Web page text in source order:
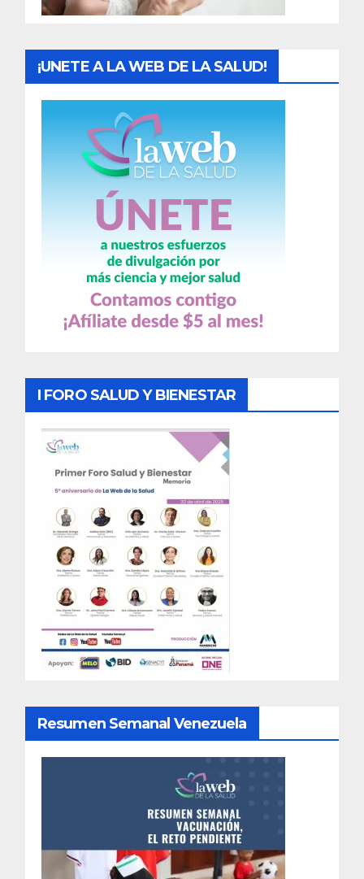
¡UNETE A LA WEB DE LA SALUD!
I FORO SALUD Y BIENESTAR
Resumen Semanal Venezuela